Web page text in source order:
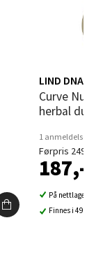
LIND DNA
Curve Nupo spisebrikke L 37x44 cm
herbal dust
1 anmeldelse
Førpris 249,-
187,-
På nettlager
Finnes i 49
Velg